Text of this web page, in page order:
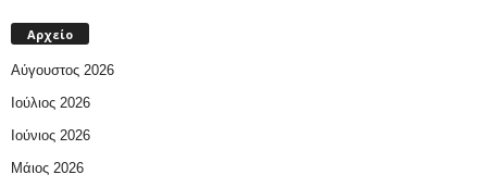
Αρχείο
Αύγουστος 2026
Ιούλιος 2026
Ιούνιος 2026
Μάιος 2026